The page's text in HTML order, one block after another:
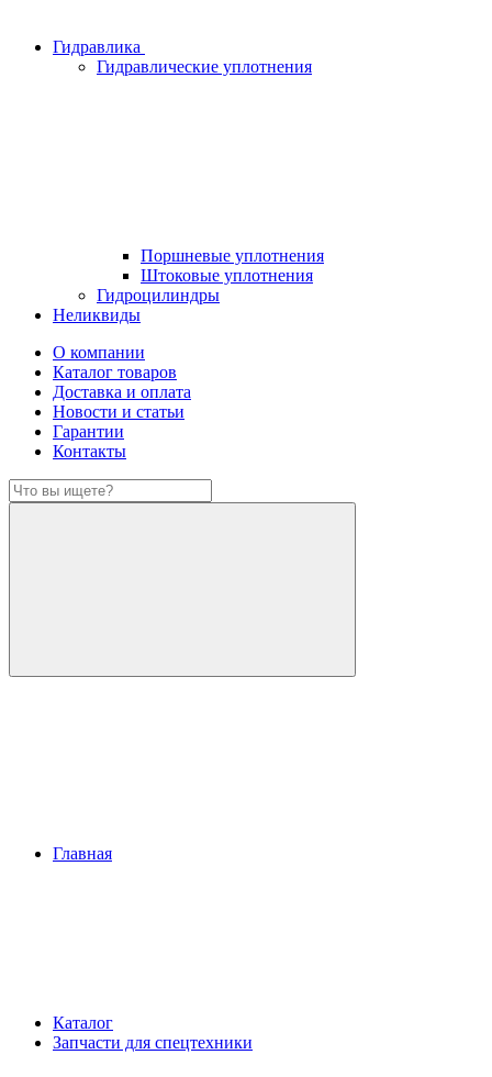
Гидравлика
Гидравлические уплотнения
Поршневые уплотнения
Штоковые уплотнения
Гидроцилиндры
Неликвиды
О компании
Каталог товаров
Доставка и оплата
Новости и статьи
Гарантии
Контакты
Главная
Каталог
Запчасти для спецтехники